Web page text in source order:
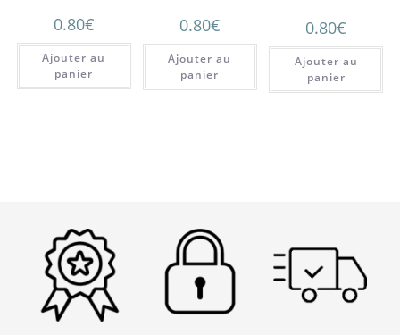
0.80€
Ajouter au
panier
0.80€
Ajouter au
panier
0.80€
Ajouter au
panier